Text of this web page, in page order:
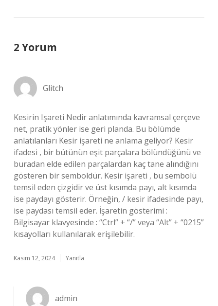
2 Yorum
Glitch
Kesirin Işareti Nedir anlatımında kavramsal çerçeve
net, pratik yönler ise geri planda. Bu bölümde
anlatılanları Kesir işareti ne anlama geliyor? Kesir
ifadesi , bir bütünün eşit parçalara bölündüğünü ve
buradan elde edilen parçalardan kaç tane alındığını
gösteren bir semboldür. Kesir işareti , bu sembolü
temsil eden çizgidir ve üst kısımda payı, alt kısımda
ise paydayı gösterir. Örneğin, / kesir ifadesinde payı,
ise paydası temsil eder. İşaretin gösterimi :
Bilgisayar klavyesinde : “Ctrl” + “/” veya “Alt” + “0215”
kısayolları kullanılarak erişilebilir.
Kasım 12, 2024 Yanıtla
admin